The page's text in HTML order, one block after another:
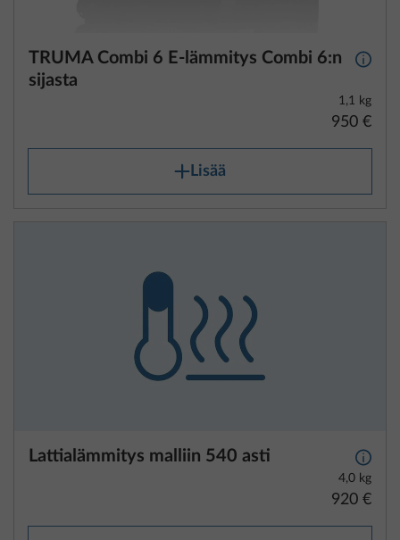
TRUMA Combi 6 E-lämmitys Combi 6:n
sijasta
1,1 kg
950 €
Lisää
Lattialämmitys malliin 540 asti
4,0 kg
920 €